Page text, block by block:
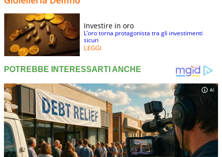
Investire in oro
L’oro torna protagonista tra gli investimenti
sicuri
LEGGI